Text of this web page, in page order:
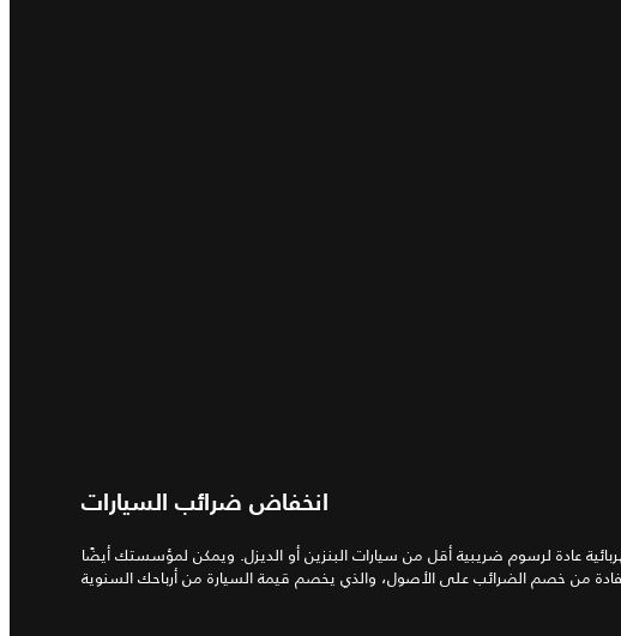
انخفاض ضرائب السيارات
عادة لرسوم ضريبية أقل من سيارات البنزين أو الديزل. ويمكن لمؤسستك أيضًا